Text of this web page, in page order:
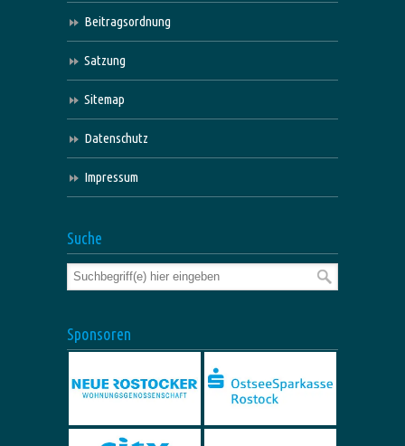
Beitragsordnung
Satzung
Sitemap
Datenschutz
Impressum
Suche
Sponsoren